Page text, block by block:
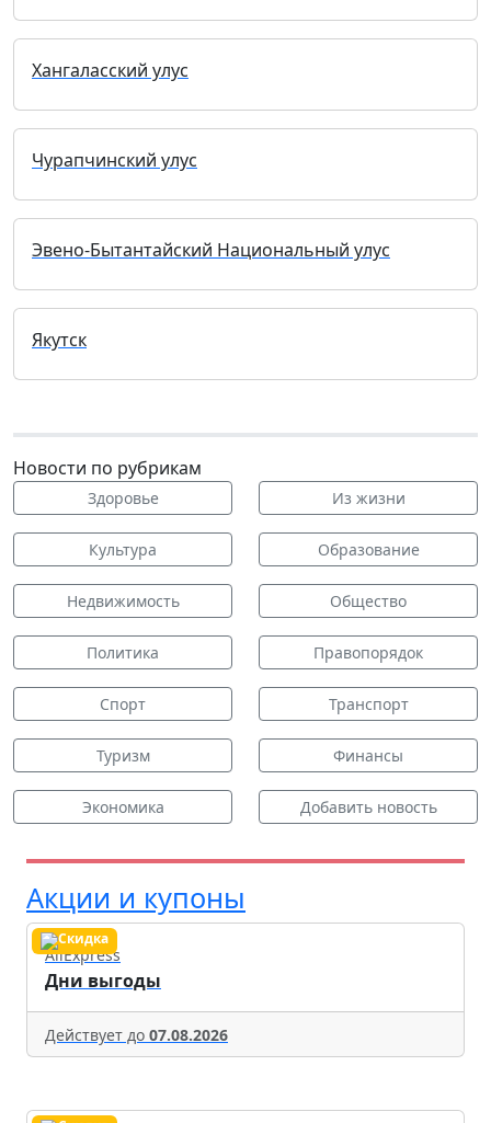
Хангаласский улус
Чурапчинский улус
Эвено-Бытантайский Национальный улус
Якутск
Новости по рубрикам
Здоровье Из жизни
Культура Образование
Недвижимость Общество
Политика Правопорядок
Спорт Транспорт
Туризм Финансы
Экономика Добавить новость
Акции и купоны
AliExpress
Дни выгоды
Действует до 07.08.2026